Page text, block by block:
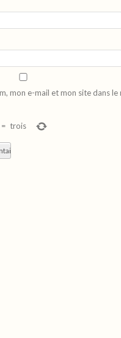
mon e-mail et mon site dans
= trois